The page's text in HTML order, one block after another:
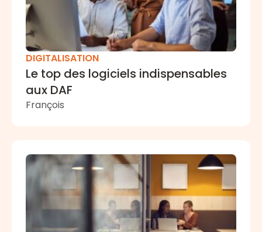
DIGITALISATION
Le top des logiciels indispensables
aux DAF
François